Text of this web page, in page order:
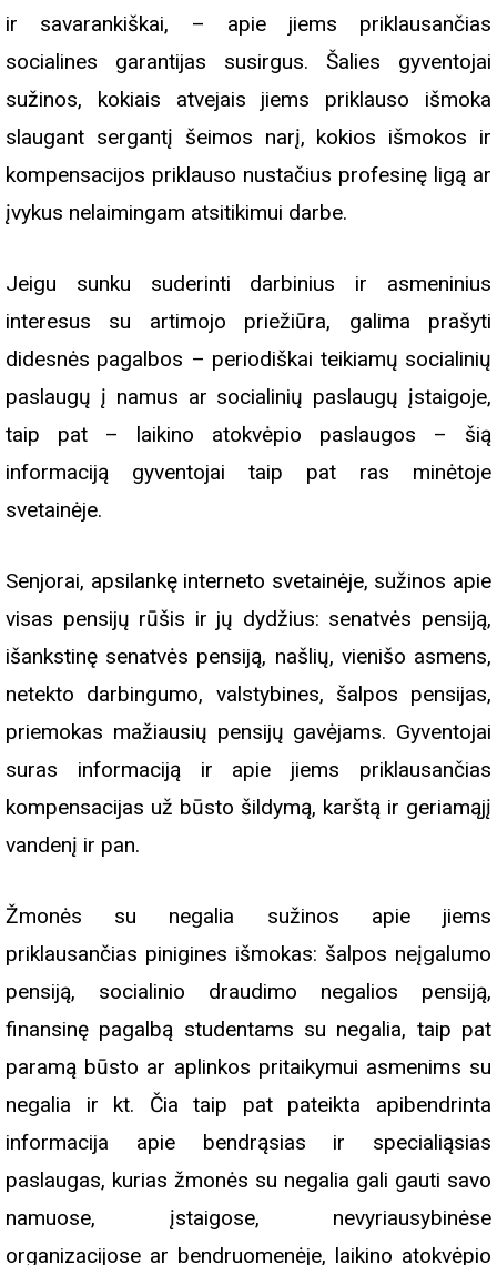
ir savarankiškai, – apie jiems priklausančias
socialines garantijas susirgus. Šalies gyventojai
sužinos, kokiais atvejais jiems priklauso išmoka
slaugant sergantį šeimos narį, kokios išmokos ir
kompensacijos priklauso nustačius profesinę ligą ar
įvykus nelaimingam atsitikimui darbe.
Jeigu sunku suderinti darbinius ir asmeninius
interesus su artimojo priežiūra, galima prašyti
didesnės pagalbos – periodiškai teikiamų socialinių
paslaugų į namus ar socialinių paslaugų įstaigoje,
taip pat – laikino atokvėpio paslaugos – šią
informaciją gyventojai taip pat ras minėtoje
svetainėje.
Senjorai, apsilankę interneto svetainėje, sužinos apie
visas pensijų rūšis ir jų dydžius: senatvės pensiją,
išankstinę senatvės pensiją, našlių, vienišo asmens,
netekto darbingumo, valstybines, šalpos pensijas,
priemokas mažiausių pensijų gavėjams. Gyventojai
suras informaciją ir apie jiems priklausančias
kompensacijas už būsto šildymą, karštą ir geriamąjį
vandenį ir pan.
Žmonės su negalia sužinos apie jiems
priklausančias pinigines išmokas: šalpos neįgalumo
pensiją, socialinio draudimo negalios pensiją,
finansinę pagalbą studentams su negalia, taip pat
paramą būsto ar aplinkos pritaikymui asmenims su
negalia ir kt. Čia taip pat pateikta apibendrinta
informacija apie bendrąsias ir specialiąsias
paslaugas, kurias žmonės su negalia gali gauti savo
namuose, įstaigose, nevyriausybinėse
organizacijose ar bendruomenėje, laikino atokvėpio